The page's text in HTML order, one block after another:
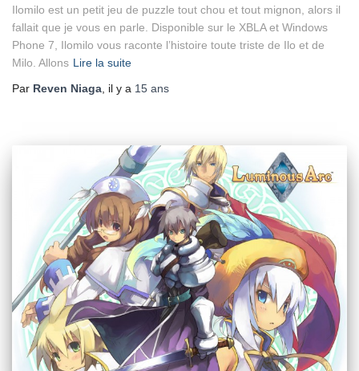
Ilomilo est un petit jeu de puzzle tout chou et tout mignon, alors il
fallait que je vous en parle. Disponible sur le XBLA et Windows
Phone 7, Ilomilo vous raconte l’histoire toute triste de Ilo et de
Milo. Allons Lire la suite
Par Reven Niaga , il y a 15 ans